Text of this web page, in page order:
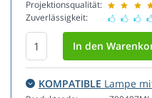
Projektionsqualität:
Zuverlässigkeit:
KOMPATIBLE Lampe